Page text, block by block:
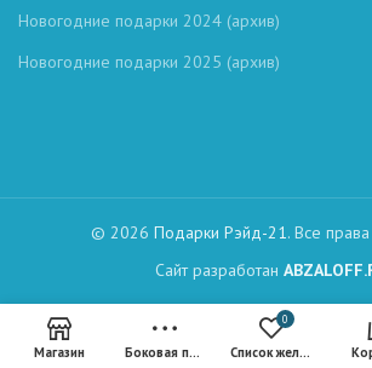
Новогодние подарки 2024 (архив)
Новогодние подарки 2025 (архив)
© 2026 Подарки Рэйд-21 . Все
Сайт разработан
Магазин Боковая панель
0
Список желаний (Wishlist)